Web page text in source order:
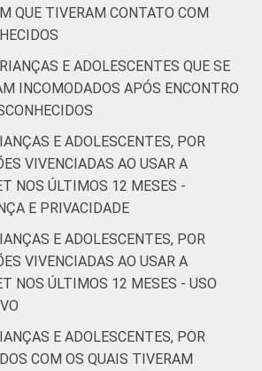
Sim 8
Não
NIC.br, Centro Regional de
o Desenvolvimento da
da Informação (Cetic.br),
adolescentes no Brasil - TIC Kids
2019. ¹Dados coletados por
de
QUE TIVERAM CONTATO COM
E ADOLESCENTES QUE SE
INCOMODADOS APÓS ENCONTRO
E ADOLESCENTES, POR
VIVENCIADAS AO USAR A
NOS ÚLTIMOS 12 MESES -
E PRIVACIDADE
E ADOLESCENTES, POR
VIVENCIADAS AO USAR A
NOS ÚLTIMOS 12 MESES - USO
E ADOLESCENTES, POR
COM OS QUAIS TIVERAM